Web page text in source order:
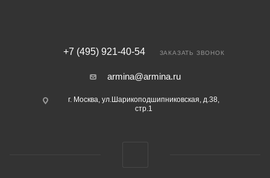
+7 (495) 921-40-54 ЗАКАЗАТЬ ЗВОНОК
armina@armina.ru
г. Москва, ул.Шарикоподшипниковская, д.38,
стр.1